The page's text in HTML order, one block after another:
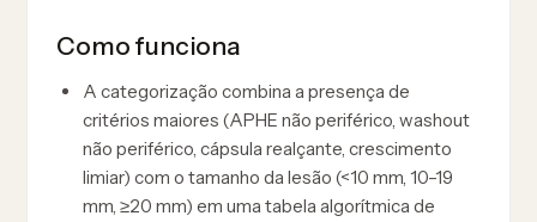
Como funciona
A categorização combina a presença de
critérios maiores (APHE não periférico, washout
não periférico, cápsula realçante, crescimento
limiar) com o tamanho da lesão (<10 mm, 10–19
mm, ≥20 mm) em uma tabela algorítmica de